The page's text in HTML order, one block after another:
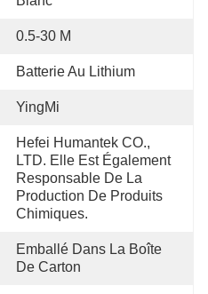
0.5-30 M
Batterie Au Lithium
YingMi
Hefei Humantek CO.,
LTD. Elle Est Également
Responsable De La
Production De Produits
Chimiques.
Emballé Dans La Boîte
De Carton